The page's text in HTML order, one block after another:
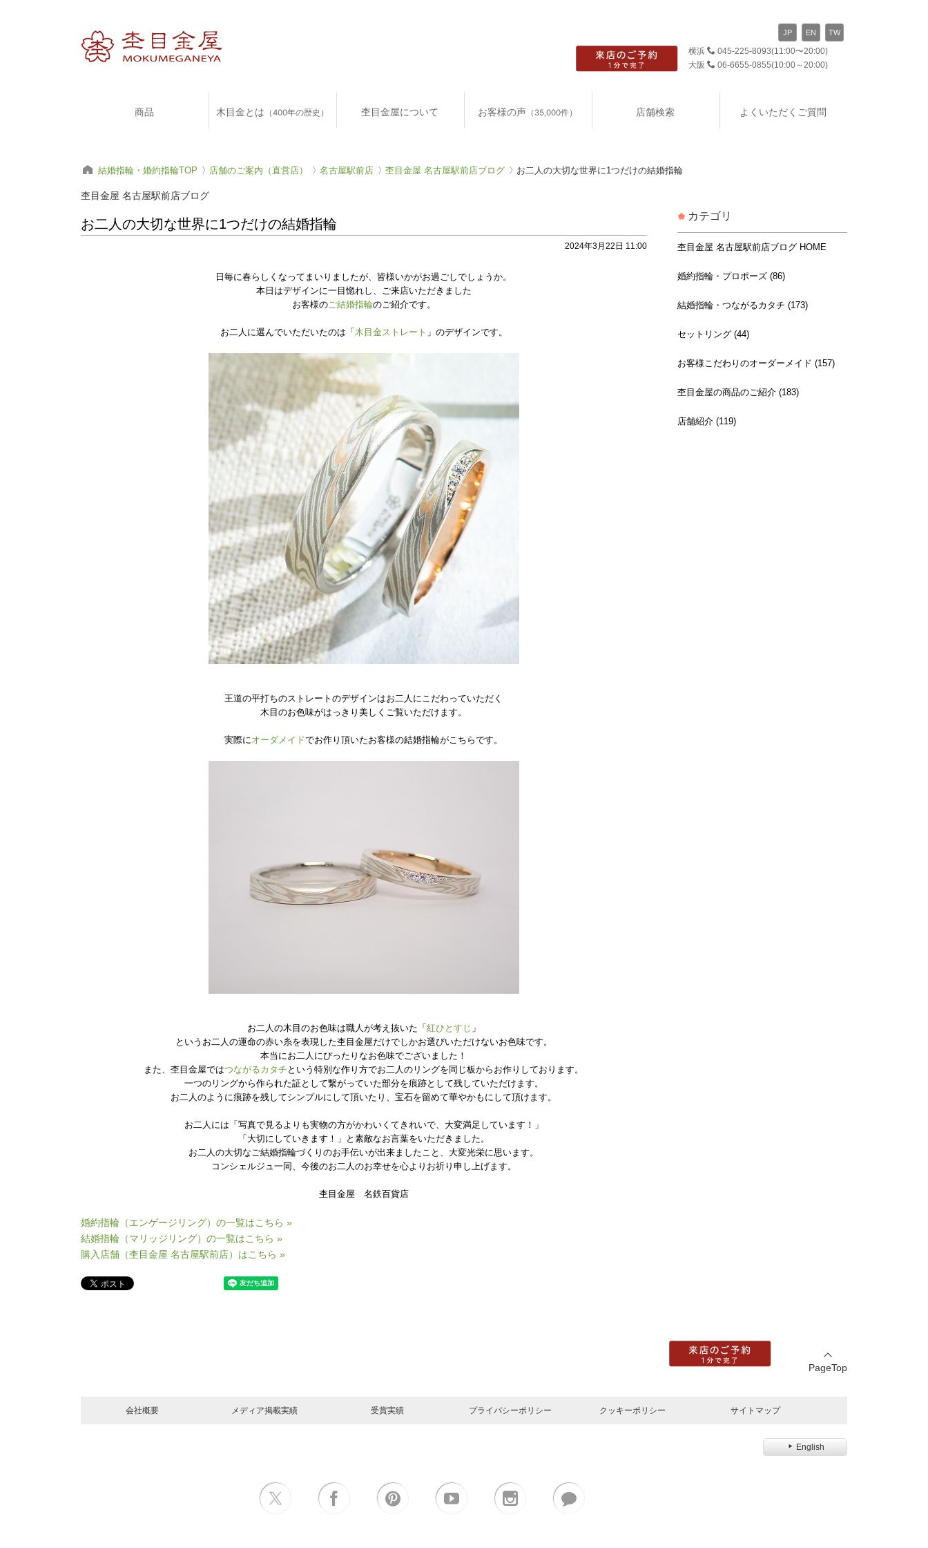
横浜 045-225-8093(11:00〜20:00)
大阪
06-6655-0855(10:00～20:00)
JP EN TW
商品 木目金とは （400年の歴史） 杢目金屋について お客様の声 （35,000件） 店舗検索 よくいただくご質問
結婚指輪・婚約指輪TOP 店舗のご案内（直営店） 名古屋駅前店 杢目金屋 名古屋駅前店ブログ お二人の大切な世界に1つだけの結婚指輪
杢目金屋 名古屋駅前店ブログ
お二人の大切な世界に1つだけの結婚指輪
2024年3月22日 11:00
日毎に春らしくなってまいりましたが、皆様いかがお過ごしでしょうか。
本日はデザインに一目惚れし、ご来店いただきました
お客様のご結婚指輪のご紹介です。
お二人に選んでいただいたのは「 木目金ストレート 」のデザインです。
王道の平打ちのストレートのデザインはお二人にこだわっていただく
木目のお色味がはっきり美しくご覧いただけます。
実際にオーダメイドでお作り頂いたお客様の結婚指輪がこちらです。
お二人の木目のお色味は職人が考え抜いた「 紅ひとすじ 」
というお二人の運命の赤い糸を表現した杢目金屋だけでしかお選びいただけないお色味です。
本当にお二人にぴったりなお色味でございました！
また、杢目金屋ではつながるカタチ という特別な作り方でお二人のリングを 同じ板からお作りしております。
一つのリングから作られた証として繋がっていた部分を痕跡として残していただけます。
お二人のように痕跡を残してシンプルにして頂いたり、宝石を留めて華やかもにして頂けます。
お二人には「写真で見るよりも実物の方がかわいくてきれいで、大変満足しています！」
「大切にしていきます！」と素敵なお言葉をいただきました。
お二人の大切なご結婚指輪づくりのお手伝いが出来ましたこと、大変光栄に思います。
コンシェルジュ一同、今後のお二人のお幸せを心よりお祈り申し上げます。
杢目金屋 名鉄百貨店
婚約指輪（エンゲージリング）の一覧はこちら »
結婚指輪（マリッジリング）の一覧はこちら »
購入店舗（杢目金屋 名古屋駅前店）はこちら »
カテゴリ
杢目金屋 名古屋駅前店ブログ HOME
婚約指輪・プロポーズ (86)
結婚指輪・つながるカタチ (173)
セットリング (44)
お客様こだわりのオーダーメイド (157)
杢目金屋の商品のご紹介 (183)
店舗紹介 (119)
PageTop
会社概要 メディア掲載実績 受賞実績 プライバシーポリシー クッキーポリシー サイトマップ
English